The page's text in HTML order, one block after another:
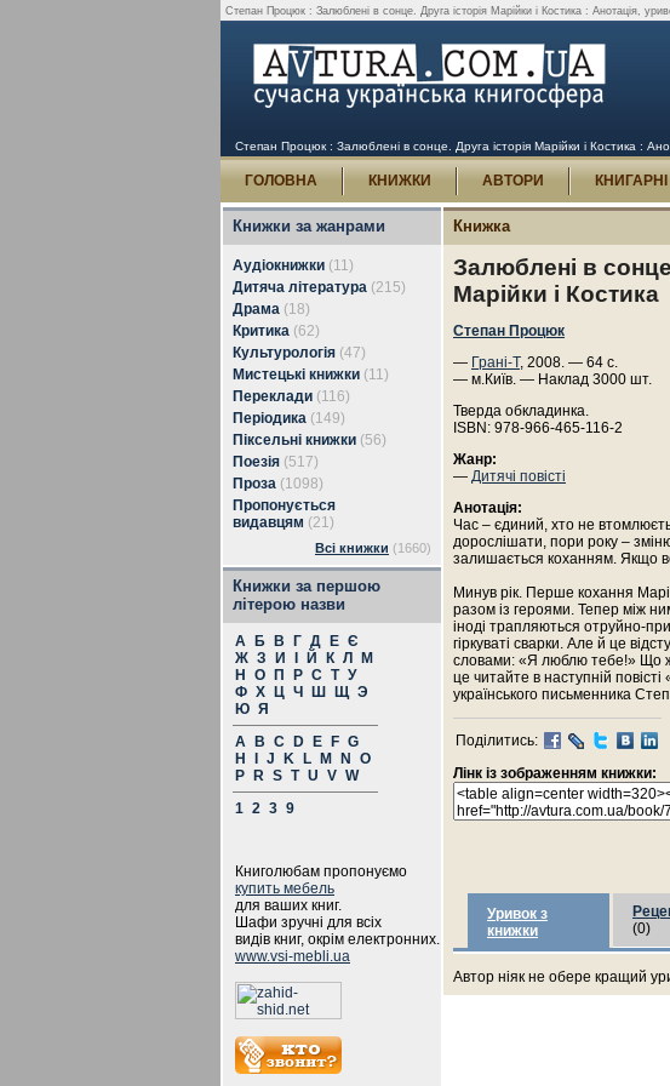
Степан Процюк : Залюблені в сонце. Друга історія Марійки і Костика : Анотація,
Степан Процюк : Залюблені в сонце. Друга історія Марійки і Костика :
ГОЛОВНА КНИЖКИ АВТОРИ КНИГАРНІ
Книжки за жанрами
Аудіокнижки (11)
Дитяча література (215)
Драма (18)
Критика (62)
Культурологія (47)
Мистецькі книжки (11)
Переклади (116)
Періодика (149)
Піксельні книжки (56)
Поезія (517)
Проза (1098)
Пропонується
видавцям (21)
Всі книжки (1660)
Книжки за першою
літерою назви
А Б В Г Д Е Є
Ж З И Й К Л
М
Н
О П Р С Т У
Ф Х Ц Ч Ш Щ Э
Ю Я
A
B C D E F G
H
J K L M N
O
P
R S T U V W
1 2 3 9
Книголюбам пропонуємо
купить мебель
для ваших книг.
Шафи зручні для всіх
видів книг, окрім електронних.
www.vsi-mebli.ua
Книжка
Залюблені в
Марійки і Костика
Степан Процюк
— Грані-Т, 2008. — 64 с.
— м.Київ. — Наклад 3000 шт.
Тверда обкладинка.
ISBN: 978-966-465-116-2
Жанр:
— Дитячі повісті
Анотація:
Час – єдиний, хто не
дорослішати, пори року –
залишається коханням. Якщо
Минув рік. Перше кохання
разом із героями. Тепер між
іноді трапляються отруйно-
гіркуваті сварки. Але й це
словами: «Я люблю тебе!» Що
це читайте в наступній
українського письменника
Поділитись:
Лінк із зображенням книжки:
Уривок з
книжки
(0)
Автор ніяк не обере кращий